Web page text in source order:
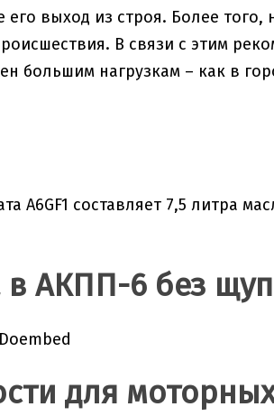
выход из строя. Более того,
В связи с этим
большим нагрузкам – как в
составляет 7,5 литра
в АКПП-6 без
для